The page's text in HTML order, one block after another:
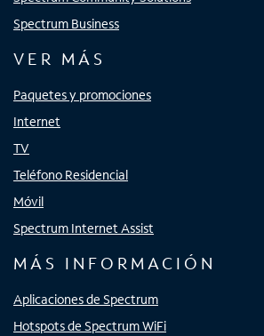
Spectrum Business
VER MÁS
Paquetes y promociones
Internet
TV
Teléfono Residencial
Móvil
Spectrum Internet Assist
MÁS INFORMACIÓN
Aplicaciones de Spectrum
Hotspots de Spectrum WiFi